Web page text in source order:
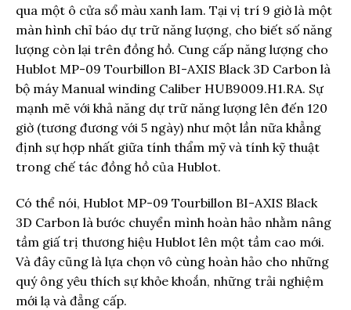
qua một ô cửa sổ màu xanh lam. Tại vị trí 9 giờ là một
màn hình chỉ báo dự trữ năng lượng, cho biết số năng
lượng còn lại trên đồng hồ. Cung cấp năng lượng cho
Hublot MP-09 Tourbillon BI-AXIS Black 3D Carbon là
bộ máy Manual winding Caliber HUB9009.H1.RA. Sự
mạnh mẽ với khả năng dự trữ năng lượng lên đến 120
giờ (tương đương với 5 ngày) như một lần nữa khẳng
định sự hợp nhất giữa tính thẩm mỹ và tính kỹ thuật
trong chế tác đồng hồ của Hublot.
Có thể nói, Hublot MP-09 Tourbillon BI-AXIS Black
3D Carbon là bước chuyển mình hoàn hảo nhằm nâng
tầm giấ trị thương hiệu Hublot lên một tầm cao mới.
Và đây cũng là lựa chọn vô cùng hoàn hảo cho những
quý ông yêu thích sự khỏe khoắn, những trải nghiệm
mới lạ và đẳng cấp.